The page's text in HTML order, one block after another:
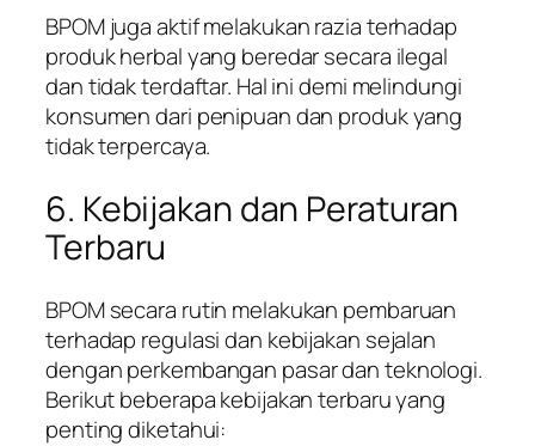
BPOM juga aktif melakukan razia terhadap
produk herbal yang beredar secara ilegal
dan tidak terdaftar. Hal ini demi melindungi
konsumen dari penipuan dan produk yang
tidak terpercaya.
6. Kebijakan dan Peraturan
Terbaru
BPOM secara rutin melakukan pembaruan
terhadap regulasi dan kebijakan sejalan
dengan perkembangan pasar dan teknologi.
Berikut beberapa kebijakan terbaru yang
penting diketahui: